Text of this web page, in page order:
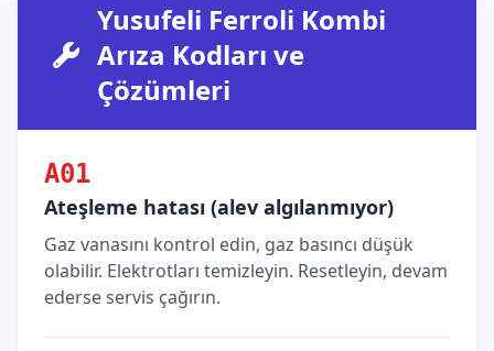
Yusufeli Ferroli Kombi
Arıza Kodları ve
Çözümleri
A01
Ateşleme hatası (alev algılanmıyor)
Gaz vanasını kontrol edin, gaz basıncı düşük
olabilir. Elektrotları temizleyin. Resetleyin, devam
ederse servis çağırın.